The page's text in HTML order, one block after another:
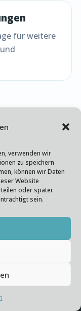
verwenden wir
zu speichern
können wir Daten
Website
oder später
sein.
für weitere
und